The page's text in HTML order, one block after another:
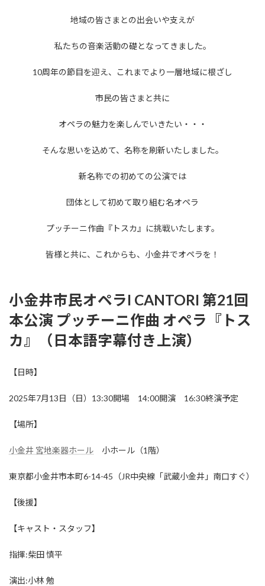
地域の皆さまとの出会いや支えが
私たちの音楽活動の礎となってきました。
10周年の節目を迎え、これまでより一層地域に根ざし
市民の皆さまと共に
オペラの魅力を楽しんでいきたい・・・
そんな思いを込めて、名称を刷新いたしました。
新名称での初めての公演では
団体として初めて取り組む名オペラ
プッチーニ作曲『トスカ』に挑戦いたします。
皆様と共に、これからも、小金井でオペラを！
小金井市民オペラI CANTORI 第21回
本公演 プッチーニ作曲 オペラ『トス
カ』（日本語字幕付き上演）
【日時】
2025年7月13日（日）13:30開場 14:00開演 16:30終演予定
【場所】
小金井 宮地楽器ホール 小ホール（1階）
東京都小金井市本町6-14-45（JR中央線「武蔵小金井」南口すぐ）
【後援】
【キャスト・スタッフ】
指揮:柴田 慎平
演出:小林 勉